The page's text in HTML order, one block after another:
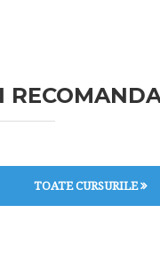
TOATE CURSURILE